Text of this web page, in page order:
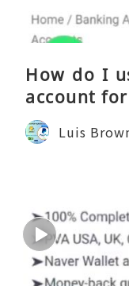
How do I
account
Luis